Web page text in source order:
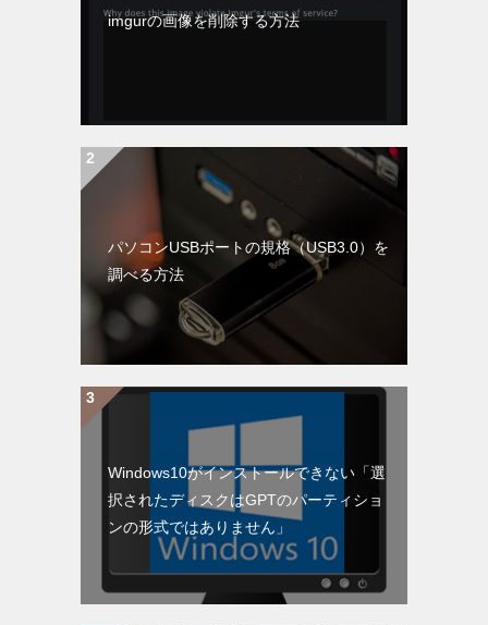
imgurの画像を削除する方法
パソコンUSBポートの規格（USB3.0）を
調べる方法
Windows10がインストールできない「選
択されたディスクはGPTのパーティショ
ンの形式ではありません」